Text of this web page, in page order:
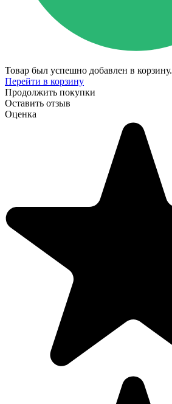
Товар был успешно добавлен в корзину.
Перейти в корзину
Продолжить покупки
Оставить отзыв
Оценка